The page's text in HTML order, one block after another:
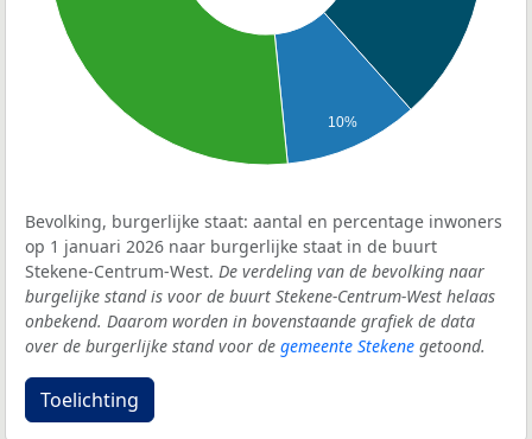
10%
Bevolking, burgerlijke staat: aantal en percentage inwoners
op 1 januari 2026 naar burgerlijke staat in de buurt
Stekene-Centrum-West. De verdeling van de bevolking naar
burgelijke stand is voor de buurt Stekene-Centrum-West helaas
onbekend. Daarom worden in bovenstaande grafiek de data
over de burgerlijke stand voor de gemeente Stekene getoond.
Toelichting